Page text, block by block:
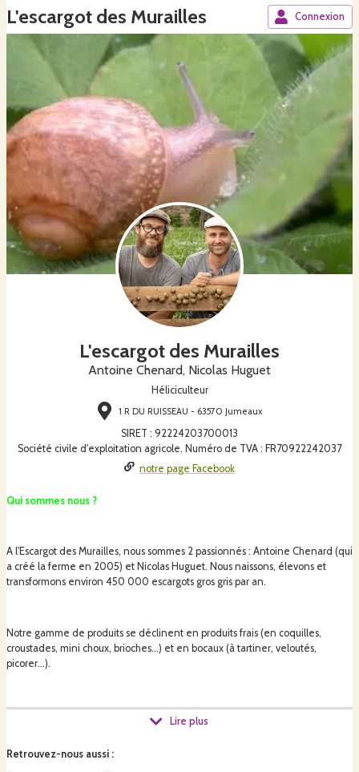
L'escargot des Murailles Connexion
L'escargot des Murailles
Antoine Chenard, Nicolas Huguet
Héliciculteur
1 R DU RUISSEAU - 63570 Jumeaux
SIRET : 92224203700013
Société civile d'exploitation agricole. Numéro de TVA : FR70922242037
notre page Facebook
Qui sommes nous ?
A l'Escargot des Murailles, nous sommes 2 passionnés : Antoine Chenard (qui
a créé la ferme en 2005) et Nicolas Huguet. Nous naissons, élevons et
transformons environ 450 000 escargots gros gris par an.
Notre gamme de produits se déclinent en produits frais (en coquilles,
croustades, mini choux, brioches...) et en bocaux (à tartiner, veloutés,
picorer...).
Notre ferme est à Jumeaux, dans le sud du Puy de Dôme, proche de la
Haute Loire et du Cantal. Antoine y a créé l'élevage en 2005. Nicolas l'a
Lire plus
Retrouvez-nous aussi :